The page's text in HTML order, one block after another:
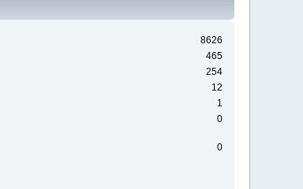
8626
465
254
12
1
0
0